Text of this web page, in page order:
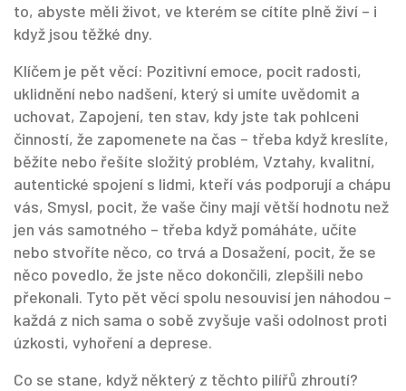
to, abyste měli život, ve kterém se cítíte plně živí – i
když jsou těžké dny.
Klíčem je pět věcí: Pozitivní emoce, pocit radosti,
uklidnění nebo nadšení, který si umíte uvědomit a
uchovat, Zapojení, ten stav, kdy jste tak pohlceni
činností, že zapomenete na čas – třeba když kreslíte,
běžíte nebo řešíte složitý problém, Vztahy, kvalitní,
autentické spojení s lidmi, kteří vás podporují a chápu
vás, Smysl, pocit, že vaše činy mají větší hodnotu než
jen vás samotného – třeba když pomáháte, učíte
nebo stvoříte něco, co trvá a Dosažení, pocit, že se
něco povedlo, že jste něco dokončili, zlepšili nebo
překonali. Tyto pět věcí spolu nesouvisí jen náhodou –
každá z nich sama o sobě zvyšuje vaši odolnost proti
úzkosti, vyhoření a deprese.
Co se stane, když některý z těchto pilířů zhroutí?